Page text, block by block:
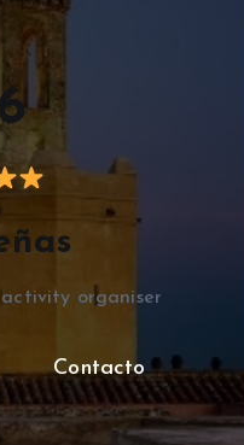
organiser
Contacto